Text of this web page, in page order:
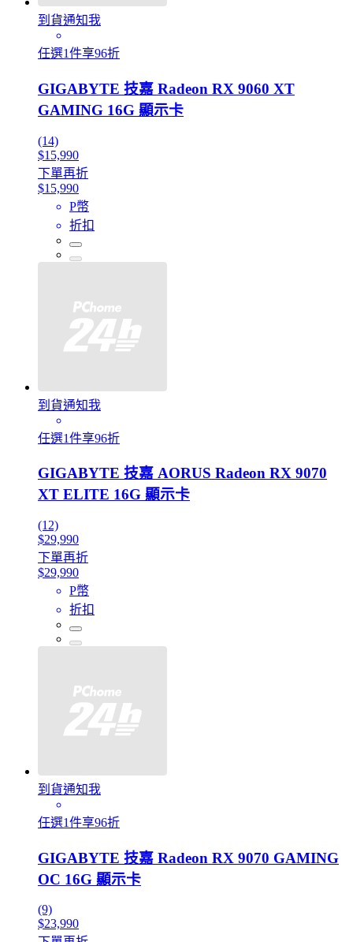
到貨通知我
任選1件享96折
GIGABYTE 技嘉 Radeon RX 9060 XT
GAMING 16G 顯示卡
(14)
$15,990
下單再折
$15,990
P幣
折扣
到貨通知我
任選1件享96折
GIGABYTE 技嘉 AORUS Radeon RX 9070
XT ELITE 16G 顯示卡
(12)
$29,990
下單再折
$29,990
P幣
折扣
到貨通知我
任選1件享96折
GIGABYTE 技嘉 Radeon RX 9070 GAMING
OC 16G 顯示卡
(9)
$23,990